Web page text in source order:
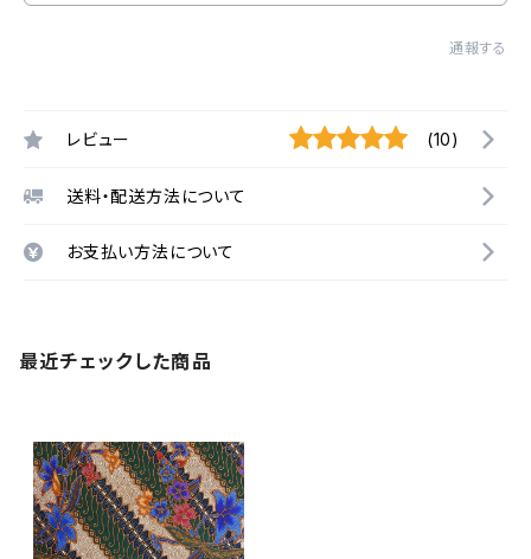
通報する
レビュー (10)
送料・配送方法について
お支払い方法について
最近チェックした商品